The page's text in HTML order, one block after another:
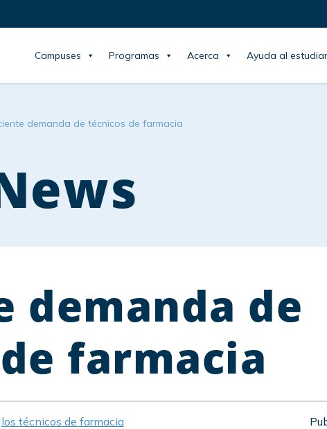
Campuses Programas Acerca Ayuda al
demanda de técnicos de farmacia
demanda de
farmacia
los técnicos de farmacia